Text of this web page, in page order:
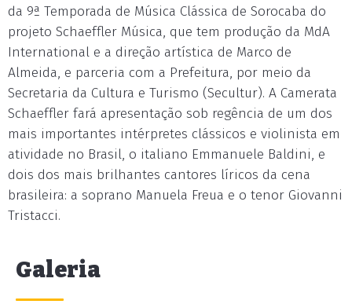
da 9ª Temporada de Música Clássica de Sorocaba do
projeto Schaeffler Música, que tem produção da MdA
International e a direção artística de Marco de
Almeida, e parceria com a Prefeitura, por meio da
Secretaria da Cultura e Turismo (Secultur). A Camerata
Schaeffler fará apresentação sob regência de um dos
mais importantes intérpretes clássicos e violinista em
atividade no Brasil, o italiano Emmanuele Baldini, e
dois dos mais brilhantes cantores líricos da cena
brasileira: a soprano Manuela Freua e o tenor Giovanni
Tristacci.
Galeria